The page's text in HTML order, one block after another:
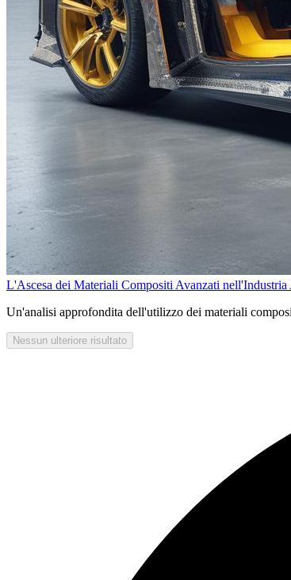
L'Ascesa dei Materiali Compositi Avanzati
Un'analisi approfondita dell'utilizzo dei materiali
Nessun ulteriore risultato